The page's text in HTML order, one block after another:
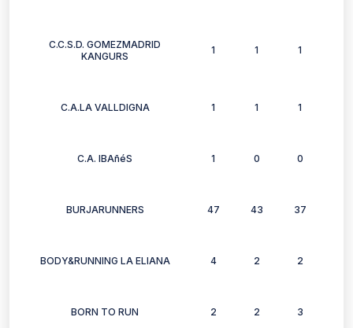
C.C.S.D. GOMEZMADRID
KANGURS
1 1 1
C.A.LA VALLDIGNA 1 1 1
C.A. IBAñéS 1 0 0
BURJARUNNERS 47 43 37
BODY&RUNNING LA ELIANA 4 2 2
BORN TO RUN 2 2 3